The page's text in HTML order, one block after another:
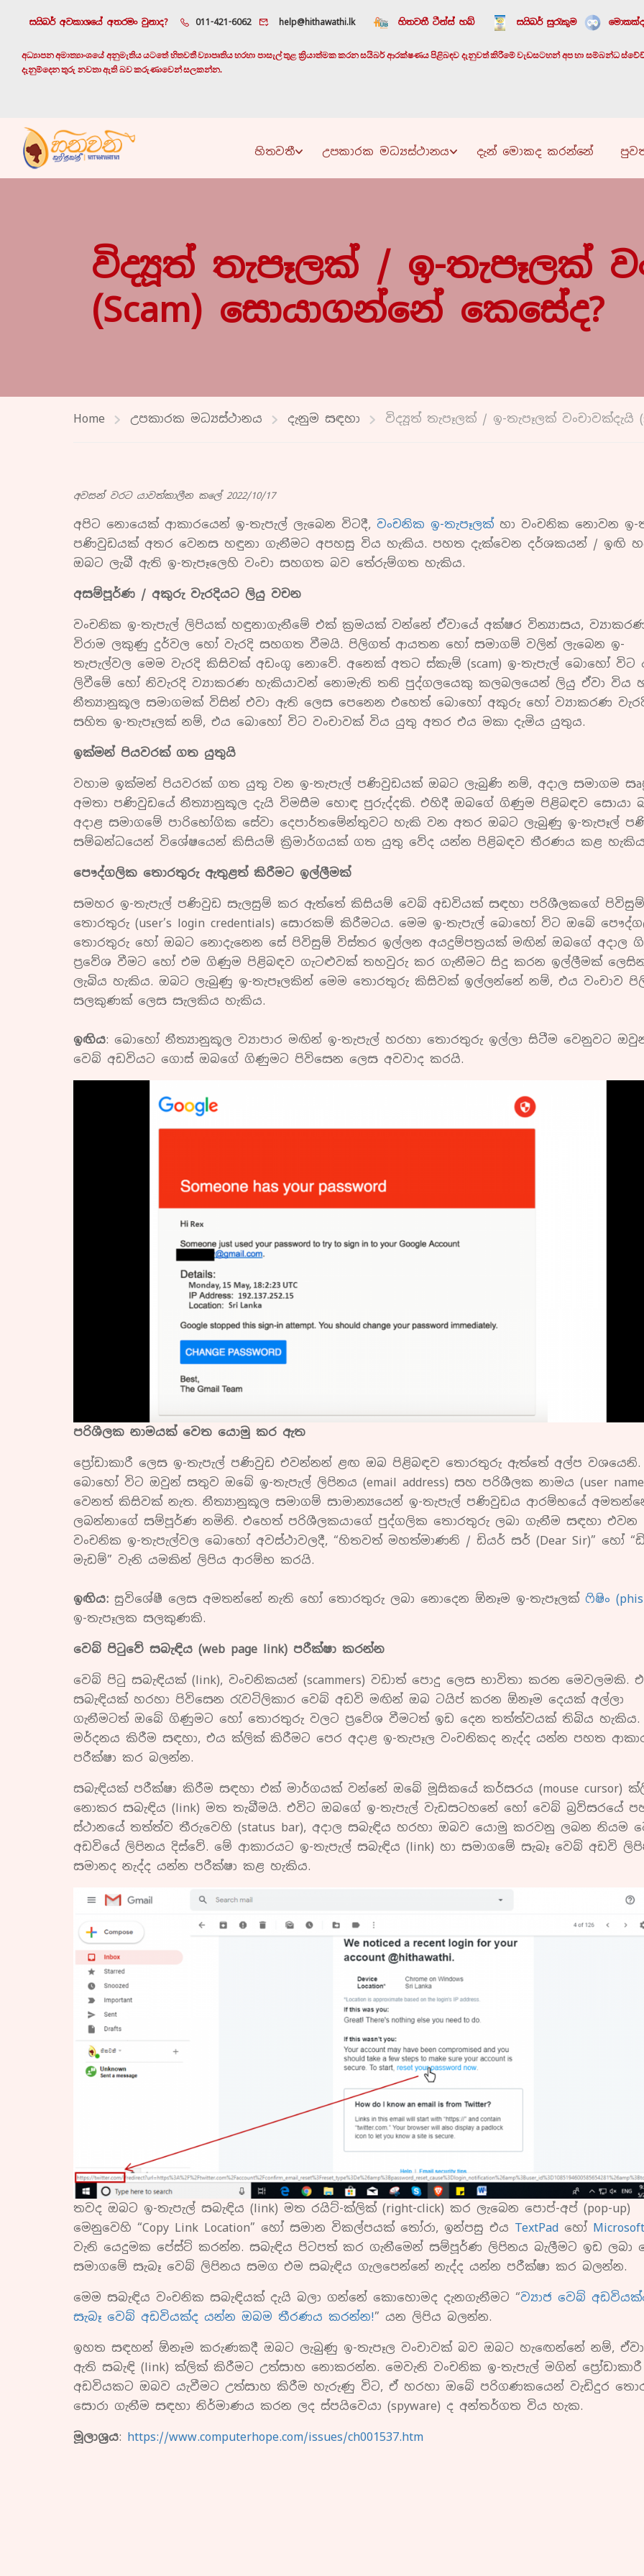
සයිබර් අවකාශයේ අතරමං වුනාද? 011-421-6062 help@hithawathi.lk හිතවතී ටීන්ස් හබ් සයිබර් සුරැකුම
අධ්‍යාපන අමාත්‍යාංශයේ අනුමැතිය යටතේ හිතවතී ව්‍යාපෘතිය හරහා පාසැල් තුළ ක්‍රියාත්මක කරන සයිබර් ආරක්ෂණය පිළිබඳව දැනුවත් කිරීමේ වැඩසටහන් අප හා සම්බන්ධ
දැනුම්දෙන තුරු නවතා ඇති බව කරුණාවෙන් සලකන්න.
හිතවතී උපකාරක මධ්‍යස්ථානය දැන් මොකද කරන්නේ
විද්‍යූත් තැපෑලක් / ඉ-තැපෑලක්
(scam) සොයාගන්නේ කෙසේද?
Home උපකාරක මධ්‍යස්ථානය දැනුම සඳහා විද්‍යූත් තැපෑලක් / ඉ-තැපෑලක් වංචාවක්දැයි
අවසන් වරට යාවත්කාලීන කලේ 2022/10/17
අපිට නොයෙක් ආකාරයෙන් ඉ-තැපැල් ලැබෙන විටදී, වංචනික ඉ-තැපෑලක් හා වංචනික නොවන ඉ-
පණිවුඩයක් අතර වෙනස හඳුනා ගැනීමට අපහසු විය හැකිය. පහත දැක්වෙන දර්ශකයන් / ඉඟි
ඔබට ලැබී ඇති ඉ-තැපෑලෙහි වංචා සහගත බව තේරුම්ගත හැකිය.
අසම්පූර්ණ / අකුරු වැරදියට ලියු වචන
වංචනික ඉ-තැපැල් ලිපියක් හඳුනාගැනීමේ එක් ක්‍රමයක් වන්නේ ඒවායේ අක්ෂර වින්‍යාසය,
විරාම ලකුණු දුර්වල හෝ වැරදි සහගත වීමයි. පිලිගත් ආයතන හෝ සමාගම් වලින් ලැබෙන ඉ-
තැපැල්වල මෙම වැරදි කිසිවක් අඩංගු නොවේ. අනෙක් අතට ස්කැම් (scam) ඉ-තැපැල් බොහෝ
ලිවීමේ හෝ නිවැරදි ව්‍යාකරණ හැකියාවන් නොමැති තනි පුද්ගලයෙකු කලබලයෙන් ලියු ඒවා විය
නීත්‍යානුකූල සමාගමක් විසින් එවා ඇති ලෙස පෙනෙන එහෙත් බොහෝ අකුරු හෝ ව්‍යාකරණ
සහිත ඉ-තැපෑලක් නම්, එය බොහෝ විට වංචාවක් විය යුතු අතර එය මකා දැමිය යුතුය.
ඉක්මන් පියවරක් ගත යුතුයි
වහාම ඉක්මන් පියවරක් ගත යුතු වන ඉ-තැපැල් පණිවුඩයක් ඔබට ලැබුණි නම්, අදාල සමාගම
අමතා පණිවුඩයේ නීත්‍යානුකූල දැයි විමසීම හොඳ පුරුද්දකි. එහිදී ඔබගේ ගිණුම පිළිබඳව සොයා
අදාළ සමාගමේ පාරිභෝගික සේවා දෙපාර්තමේන්තුවට හැකි වන අතර ඔබට ලැබුණු ඉ-තැපෑල්
සම්බන්ධයෙන් විශේෂයෙන් කිසියම් ක්‍රිමාර්ගයක් ගත යුතු වේද යන්න පිළිබඳව තීරණය කළ
පෞද්ගලික තොරතුරු ඇතුළත් කිරීමට ඉල්ලීමක්
සමහර ඉ-තැපැල් පණිවුඩ සැලසුම් කර ඇත්තේ කිසියම් වෙබ් අඩවියක් සඳහා පරිශීලකගේ පිවිසුම්
‌තොරතුරු (user’s login credentials) සොරකම් කිරීමටය. මෙම ඉ-තැපැල් බොහෝ විට ඔබේ
තොරතුරු හෝ ඔබට නොදැනෙන සේ පිවිසුම් විස්තර ඉල්ලන අයදුම්පත්‍රයක් මඟින් ඔබගේ අදාල
ප්‍රවේශ වීමට හෝ එම ගිණුම පිළිබඳව ගැටළුවක් තහවුරු කර ගැනීමට සිදු කරන ඉල්ලීමක්
ලැබිය හැකිය. ඔබට ලැබුණු ඉ-තැපෑලකින් මෙම තොරතුරු කිසිවක් ඉල්ලන්නේ නම්, එය වංචාව
සලකුණක් ලෙස සැලකිය හැකිය.
ඉඟිය: බොහෝ නීත්‍යානුකූල ව්‍යාපාර මඟින් ඉ-තැපැල් හරහා තොරතුරු ඉල්ලා සිටීම වෙනුවට
වෙබ් අඩවියට ගොස් ඔබගේ ගිණුමට පිවිසෙන ලෙස අවවාද කරයි.
පරිශීලක නාමයක් වෙත යොමු කර ඇත
ප්‍රෝඩාකාරී ලෙස ඉ-තැපැල් පණිවුඩ එවන්නන් ළඟ ඔබ පිළිබඳව තොරතුරු ඇත්තේ අල්ප වශයෙනි.
බොහෝ විට ඔවුන් සතුව ඔබේ ඉ-තැපැල් ලිපිනය (email address) සහ පරිශීලක නාමය (user
වෙනත් කිසිවක් නැත. නීත්‍යානුකූල සමාගම් සාමාන්‍යයෙන් ඉ-තැපැල් පණිවුඩය ආරම්භයේ
ලබන්නාගේ සම්පූර්ණ නමිනි. එහෙත් පරිශීලකයාගේ පුද්ගලික තොරතුරු ලබා ගැනීම සඳහා එවන
වංචනික ඉ-තැපැල්වල බොහෝ අවස්ථාවලදී, “හිතවත් මහත්මාණනි / ඩියර් සර් (Dear Sir)” හෝ
මැඩම්” වැනි යමකින් ලිපිය ආරම්භ කරයි.
ඉඟිය: සුවිශේෂී ලෙස අමතන්නේ නැති හෝ තොරතුරු ලබා නොදෙන ඕනෑම ඉ-තැපෑලක් ෆිෂිං
ඉ-තැපෑලක සලකුණකි.
වෙබ් පිටුවේ සබැඳිය (web page link) පරීක්ෂා කරන්න
වෙබ් පිටු සබැඳියක් (link), වංචනිකයන් (scammers) වඩාත් පොදු ලෙස භාවිතා කරන මෙවලමකි.
සබැඳියක් හරහා පිවිසෙන රැවටිලිකාර වෙබ් අඩවි මඟින් ඔබ ටයිප් කරන ඕනෑම දෙයක් අල්ලා
ගැනීමටත් ඔබේ ගිණුමට හෝ තොරතුරු වලට ප්‍රවේශ වීමටත් ඉඩ දෙන තත්ත්වයක් තිබිය හැකිය.
මර්දනය කිරීම සඳහා, එය ක්ලික් කිරීමට පෙර අදාළ ඉ-තැපෑල වංචනිකද නැද්ද යන්න පහත
පරීක්ෂා කර බලන්න.
සබැඳියක් පරීක්ෂා කිරීම සඳහා එක් මාර්ගයක් වන්නේ ඔබේ මූසිකයේ කර්සරය (mouse cursor)
නොකර සබැඳිය (link) මත තැබීමයි. එවිට ඔබගේ ඉ-තැපැල් වැඩසටහනේ හෝ වෙබ් බ්‍රව්සරයේ
ස්ථානයේ තත්ත්ව තීරුවෙහි (status bar), අදාල සබැඳිය හරහා ඔබව යොමු කරවනු ලබන නියම
අඩවියේ ලිපිනය දිස්වේ. මේ ආකාරයට ඉ-තැපැල් සබැඳිය (link) හා සමාගමේ සැබෑ වෙබ් අඩවි
සමානද නැද්ද යන්න පරීක්ෂා කළ හැකිය.
තවද ඔබට ඉ-තැපැල් සබැඳිය (link) මත රයිට්-ක්ලික් (right-click) කර ලැබෙන පොප්-අප් (pop-up)
මෙනුවෙහි “Copy Link Location” හෝ සමාන විකල්පයක් තෝරා, ඉන්පසු එය TextPad හෝ
වැනි යෙදුමක පේස්ට් කරන්න. සබැඳිය පිටපත් කර ගැනීමෙන් සම්පූර්ණ ලිපිනය බැලීමට ඉඩ ලබා
සමාගමේ සැබෑ වෙබ් ලිපිනය සමග එම සබැඳිය ගැලපෙන්නේ නැද්ද යන්න පරීක්ෂා කර බලන්න.
මෙම සබැඳිය වංචනික සබැඳියක් දැයි බලා ගන්නේ කොහොමද දැනගැනීමට “ව්‍යාජ වෙබ්
සැබෑ වෙබ් අඩවියක්ද යන්න ඔබම තීරණය කරන්න!” යන ලිපිය බලන්න.
ඉහත සඳහන් ඕනෑම කරුණකදී ඔබට ලැබුණු ඉ-තැපෑල වංචාවක් බව ඔබට හැඟෙන්නේ නම්,
ඇති සබැඳි (link) ක්ලික් කිරීමට උත්සාහ නොකරන්න. මෙවැනි වංචනික ඉ-තැපැල් මගින්
අඩවියකට ඔබව යැවීමට උත්සාහ කිරීම හැරුණු විට, ඒ හරහා ඔබේ පරිගණකයෙන් වැඩිදුර
සොරා ගැනීම සඳහා නිර්මාණය කරන ලද ස්පයිවෙයා (spyware) ද අන්තර්ගත විය හැක.
මූලාශ්‍රය: https://www.computerhope.com/issues/ch001537.htm